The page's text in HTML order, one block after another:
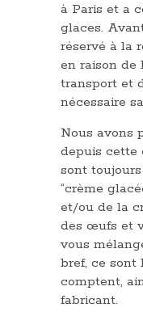
à Paris et a
glaces.
réservé à la
en raison de
transport et
nécessaire
Nous avons
depuis cette
sont
“crème
et/ou de la
des œufs et
vous
bref, ce sont
comptent,
fabricant.